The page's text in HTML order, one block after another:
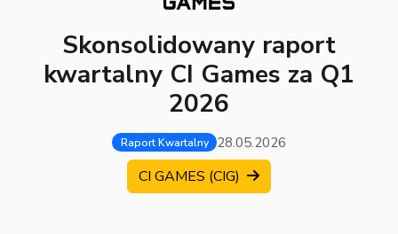
Skonsolidowany raport
kwartalny CI Games za Q1
2026
Raport Kwartalny 28.05.2026
CI GAMES (CIG)